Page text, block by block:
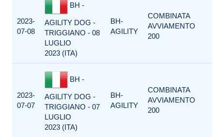
2023-
07-08
BH -
AGILITY DOG -
TRIGGIANO - 08
LUGLIO
2023 (ITA)
BH-
AGILITY
COMBINATA
AVVIAMENTO
200
2023-
07-07
BH -
AGILITY DOG -
TRIGGIANO - 07
LUGLIO
2023 (ITA)
BH-
AGILITY
COMBINATA
AVVIAMENTO
200